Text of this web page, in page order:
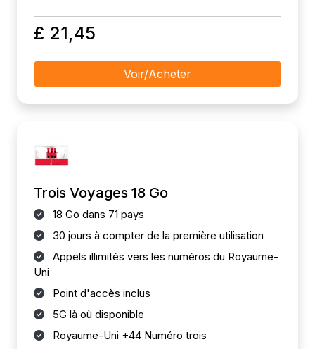
£ 21,45
Voir/Acheter
Trois Voyages 18 Go
18 Go dans 71 pays
30 jours à compter de la première utilisation
Appels illimités vers les numéros du Royaume-
Uni
Point d'accès inclus
5G là où disponible
Royaume-Uni +44 Numéro trois